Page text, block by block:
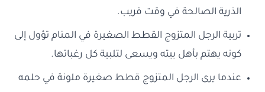
الذرية الصالحة في وقت قريب.
تربية الرجل المتزوج القطط الصغيرة في المنام تؤول إلى
كونه يهتم بأهل بيته ويسعى لتلبية كل رغباتها.
عندما يرى الرجل المتزوج قطط صغيرة ملونة في حلمه